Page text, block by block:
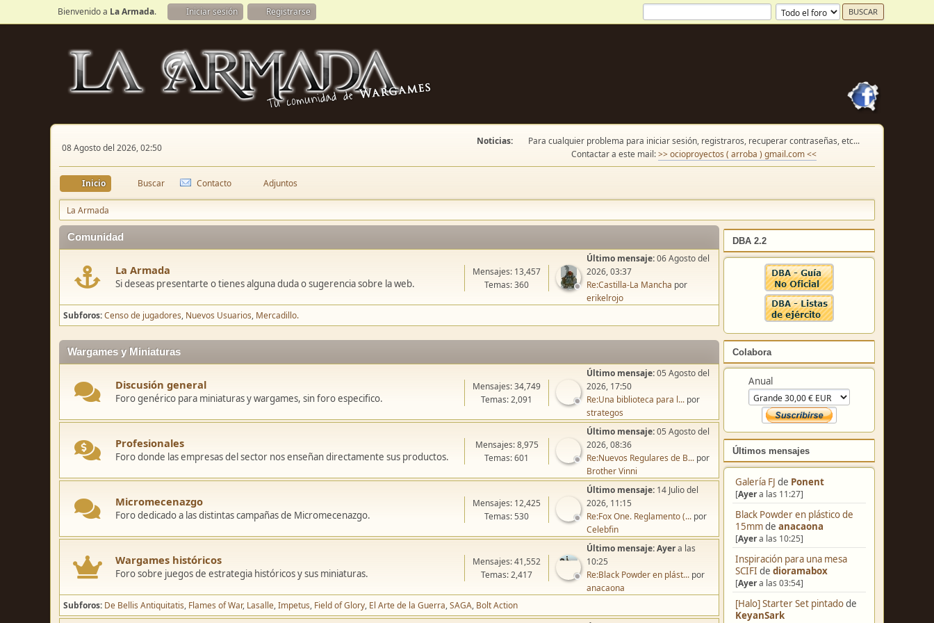
Bienvenido a La Armada. Iniciar sesión Registrarse
08 Agosto del 2026, 02:50
Noticias:
Para cualquier problema para iniciar sesión, registraros, recuperar contraseñas, etc...
Contactar a este mail:>> ocioproyectos ( arroba ) gmail.com <<
Inicio Buscar Contacto Adjuntos
La Armada
DBA 2.2
Colabora
Anual
Últimos mensajes
Galería FJ de Ponent
[Ayera las 11:27]
Black Powder en plástico de
15mmde anacaona
[Ayera las 10:25]
Inspiración para una mesa
SCIFI de dioramabox
[Ayera las 03:54]
[Halo] Starter Set pintadode
KeyanSark
Comunidad
La Armada
Si deseas presentarte o tienes alguna duda o sugerencia sobre la web.
Mensajes: 13,457
Temas: 360
Último mensaje:06 Agosto del
2026, 03:37
Re:Castilla-La Mancha por
erikelrojo
Subforos Censo de jugadores Nuevos Usuarios Mercadillo.
Wargames y Miniaturas
Discusión general
Foro genérico para miniaturas y wargames, sin foro especifico.
Mensajes: 34,749
Temas: 2,091
Último mensaje:05 Agosto del
2026, 17:50
Re:Una biblioteca para l... por
strategos
Profesionales
Foro donde las empresas del sector nos enseñan directamente sus productos.
Mensajes: 8,975
Temas: 601
Último mensaje:05 Agosto del
2026, 08:36
Re:Nuevos Regulares de B... por
Brother Vinni
Micromecenazgo
Foro dedicado a las distintas campañas de Micromecenazgo.
Mensajes: 12,425
Temas: 530
Último mensaje: 14 Julio del
2026, 11:15
Re:Fox One. Reglamento (... por
Celebfin
Wargames históricos
Foro sobre juegos de estrategia históricos y sus miniaturas.
Mensajes: 41,552
Temas: 2,417
Último mensaje:Ayera las
10:25
Re:Black Powder en plást... por
anacaona
Subforos De Bellis Antiquitatis Flames of War Lasalle Impetus Field of Glory El Arte de la Guerra SAGA Bolt Action